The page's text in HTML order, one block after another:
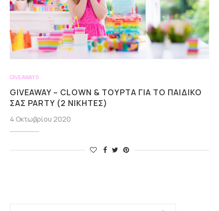
GIVEAWAYS
GIVEAWAY – CLOWN & ΤΟΎΡΤΑ ΓΙΑ ΤΟ ΠΑΙΔΙΚΌ
ΣΑΣ PARTY (2 ΝΙΚΗΤΈΣ)
4 Οκτωβρίου 2020